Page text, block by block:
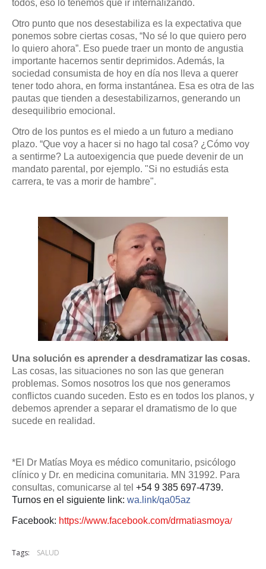
todos, eso lo tenemos que ir internalizando.
Otro punto que nos desestabiliza es la expectativa que
ponemos sobre ciertas cosas, “No sé lo que quiero pero
lo quiero ahora”. Eso puede traer un monto de angustia
importante hacernos sentir deprimidos. Además, la
sociedad consumista de hoy en día nos lleva a querer
tener todo ahora, en forma instantánea. Esa es otra de las
pautas que tienden a desestabilizarnos, generando un
desequilibrio emocional.
Otro de los puntos es el miedo a un futuro a mediano
plazo. “Que voy a hacer si no hago tal cosa? ¿Cómo voy
a sentirme? La autoexigencia que puede devenir de un
mandato parental, por ejemplo. "Si no estudiás esta
carrera, te vas a morir de hambre".
Una solución es aprender a desdramatizar las cosas.
Las cosas, las situaciones no son las que generan
problemas. Somos nosotros los que nos generamos
conflictos cuando suceden. Esto es en todos los planos, y
debemos aprender a separar el dramatismo de lo que
sucede en realidad.
*El Dr Matías Moya es médico comunitario, psicólogo
clínico y Dr. en medicina comunitaria. MN 31992. Para
consultas, comunicarse al tel +54 9 385 697-4739.
Turnos en el siguiente link: wa.link/qa05az
Facebook: https://www.facebook.com/drmatiasmoya/
Tags: SALUD